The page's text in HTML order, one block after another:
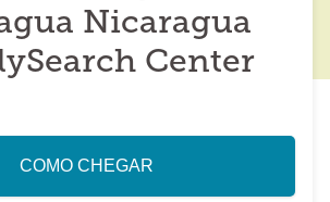
Nicaragua
Center
COMO CHEGAR